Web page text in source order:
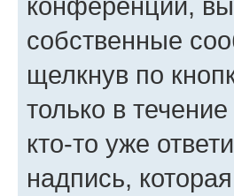
собственные
щелкнув по
только в
кто-то уже
надпись,